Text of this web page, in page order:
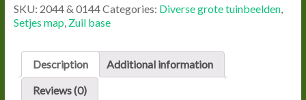
MADONNA
IMMACOLATA
quantity
SKU: 2044 & 0144Categories: Diverse grote tuinbeelden,
Setjes map, Zuil base
Description
Additional information
Reviews (0)